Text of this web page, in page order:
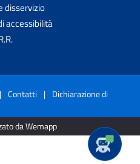
disservizio
accessibilità
| Contatti | Dichiarazione di
da Wemapp